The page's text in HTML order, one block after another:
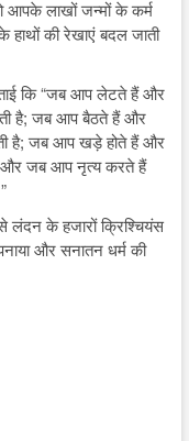
आपके लाखों जन्मों के कर्म
की रेखाएं बदल जाती
कि “जब आप लेटते हैं और
है; जब आप बैठते हैं और
है; जब आप खड़े होते हैं और
और जब आप नृत्य करते हैं
से लंदन के हजारों क्रिश्चियंस
और सनातन धर्म की